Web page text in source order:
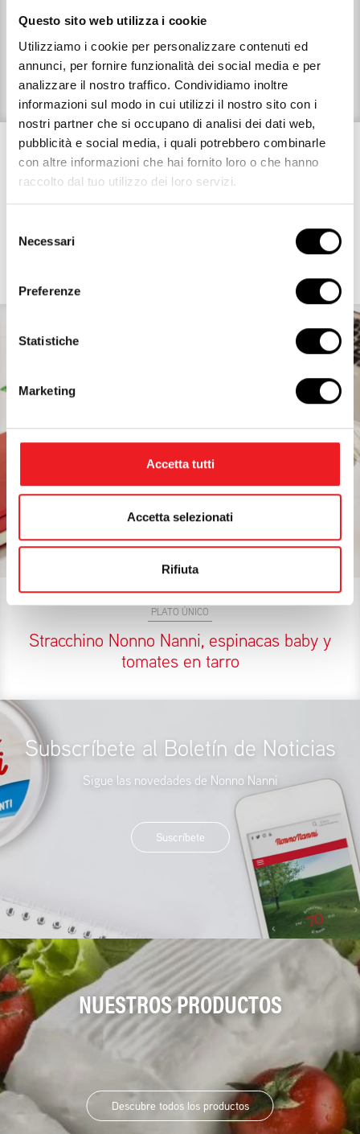
Questo sito web utilizza i cookie
Utilizziamo i cookie per personalizzare contenuti ed
annunci, per fornire funzionalità dei social media e per
analizzare il nostro traffico. Condividiamo inoltre
informazioni sul modo in cui utilizzi il nostro sito con i
nostri partner che si occupano di analisi dei dati web,
pubblicità e social media, i quali potrebbero combinarle
con altre informazioni che hai fornito loro o che hanno
raccolto dal tuo utilizzo dei loro servizi.
delNecessari
Preferenze
Statistiche
Marketing
Accetta tutti
Accetta selezionati
Rifiuta
El Stracchino Nonno Nanni es un queso con un sabor único e
inconfundible.
LAS RECETAS CON STRACCHINO
Ispiraciones deliciosas
PLATO ÚNICO
Stracchino Nonno Nanni, espinacas baby y
tomates en tarro
Subscríbete al Boletín de Noticias
Sigue las novedades de Nonno Nanni
Suscríbete
NUESTROS PRODUCTOS
Descubre todos los productos